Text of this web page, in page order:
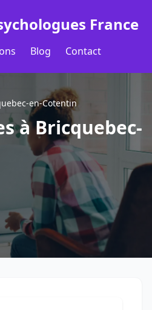
France
Blog Contact
en-Cotentin
à Bricquebec-